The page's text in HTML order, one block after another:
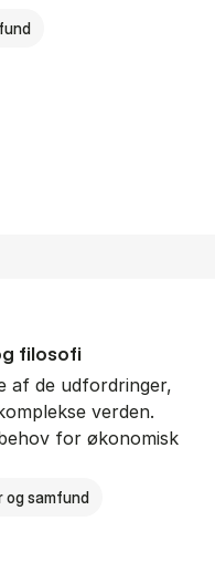
og kul­tu­r­a­na­ly­se
fi­lo­so­fi
af de udfordringer,
verden.
for økonomisk
og samfund